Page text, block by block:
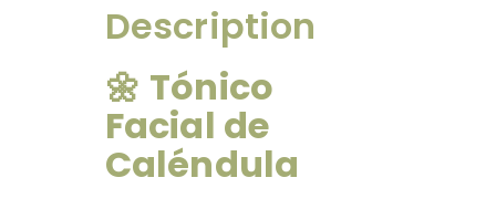
Description
🌼 Tónico
Facial de
Caléndula